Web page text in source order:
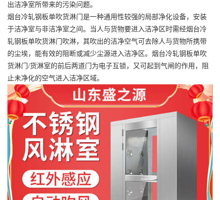
出洁净室所带来的污染问题。
烟台冷轧钢板单吹货淋门是一种通用性较强的局部净化设备，安装
于洁净室与非洁净室之间。当人与货物要进入洁净区时需经烟台冷
轧钢板单吹货淋门吹淋，其吹出的洁净空气可去除人与货物所携带
的尘埃，能有效的阻断或减少尘源进入洁净区。烟台冷轧钢板单吹
货淋门/货淋室的前后两道门为电子互锁，又可起到气闸的作用，阻
止未净化的空气进入洁净区域。